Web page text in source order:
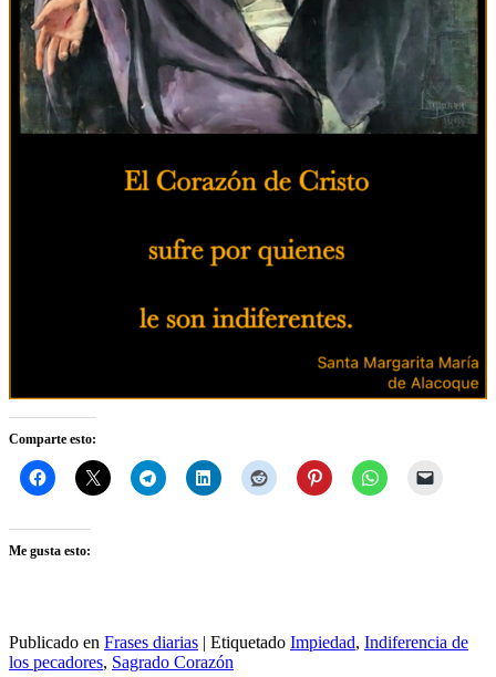
Comparte esto:
Me gusta esto:
Publicado en Frases diarias | Etiquetado Impiedad, Indiferencia de
los pecadores, Sagrado Corazón